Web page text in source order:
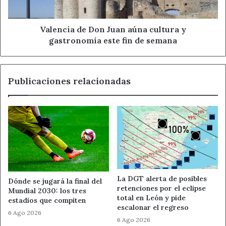
En relación con el transporte de las entidades locales
donde no exista mesa para poder ejercer el voto, se han
habilitado rutas de transporte gratuito a lo largo de toda
la Comunidad, y se encuentran para la consulta de los
rutas darán servicio a 1.359 localidades desde 263
municipios cabecera de mesa electoral.
Ahora León Elecciones JCyL
Noticias de León
este
Valencia de Don Juan aúna cultura y
gastronomía este fin de semana
Publicaciones relacionadas
Dónde se jugará la final del
Mundial 2030: los tres
estadios que compiten
6 Ago 2026
La DGT alerta de posibles
retenciones por el eclipse
total en León y pide
escalonar el regreso
6 Ago 2026